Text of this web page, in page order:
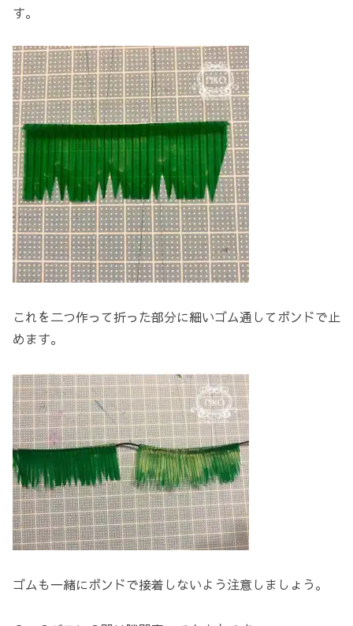
す。
これを二つ作って折った部分に細いゴム通してボンドで止
めます。
ゴムも一緒にボンドで接着しないよう注意しましょう。